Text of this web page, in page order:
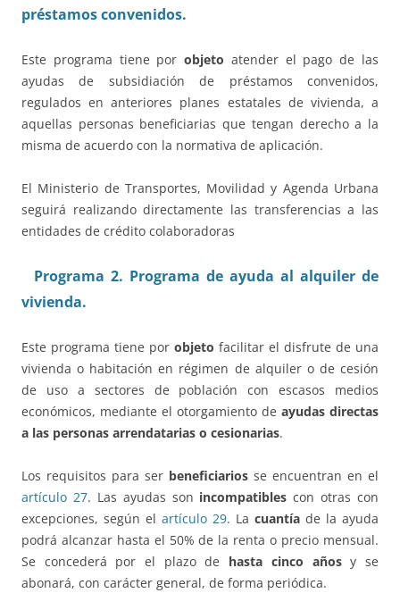
préstamos convenidos.
Este programa tiene porobjeto atender el pago de las
ayudas de subsidiación de préstamos convenidos,
regulados en anteriores planes estatales de vivienda, a
aquellas personas beneficiarias que tengan derecho a la
misma de acuerdo con la normativa de aplicación.
El Ministerio de Transportes, Movilidad y Agenda Urbana
seguirá realizando directamente las transferencias a las
entidades de crédito colaboradoras
Programa 2. Programa de ayuda al alquiler de
vivienda.
Este programa tiene por objeto facilitar el disfrute de una
vivienda o habitación en régimen de alquiler o de cesión
de uso a sectores de población con escasos medios
económicos, mediante el otorgamiento de ayudas directas
a las personas arrendatarias o cesionarias.
Los requisitos para ser beneficiarios se encuentran en el
artículo 27. Las ayudas son incompatibles con otras con
excepciones, según el artículo 29. La cuantía de la ayuda
podrá alcanzar hasta el 50% de la renta o precio mensual.
Se concederá por el plazo de hasta cinco añosy se
abonará, con carácter general, de forma periódica.